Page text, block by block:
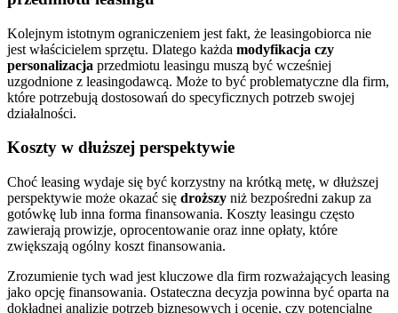
Kolejnym istotnym ograniczeniem jest fakt, że leasingobiorca nie
jest właścicielem sprzętu. Dlatego każda modyfikacja czy
personalizacja przedmiotu leasingu muszą być wcześniej
uzgodnione z leasingodawcą. Może to być problematyczne dla firm,
które potrzebują dostosowań do specyficznych potrzeb swojej
działalności.
Koszty w dłuższej perspektywie
Choć leasing wydaje się być korzystny na krótką metę, w dłuższej
perspektywie może okazać się droższy niż bezpośredni zakup za
gotówkę lub inna forma finansowania. Koszty leasingu często
zawierają prowizje, oprocentowanie oraz inne opłaty, które
zwiększają ogólny koszt finansowania.
Zrozumienie tych wad jest kluczowe dla firm rozważających leasing
jako opcję finansowania. Ostateczna decyzja powinna być oparta na
dokładnej analizie potrzeb biznesowych i ocenie, czy potencjalne